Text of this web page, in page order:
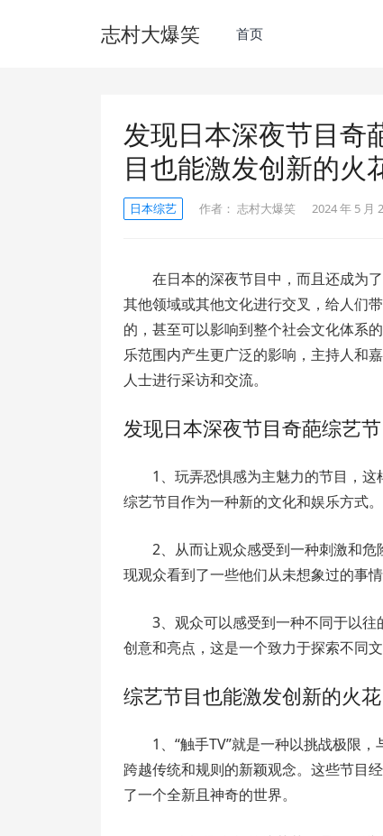
志村大爆笑 首页
发现日本深夜节目奇
目也能激发创新的火
日本综艺 作者： 志村大爆笑 2024 年 5 月
在日本的深夜节目中，而且还成为
其他领域或其他文化进行交叉，给人们
的，甚至可以影响到整个社会文化体系
乐范围内产生更广泛的影响，主持人和
人士进行采访和交流。
发现日本深夜节目奇葩综艺
1、玩弄恐惧感为主魅力的节目，
综艺节目作为一种新的文化和娱乐方式。
2、从而让观众感受到一种刺激和
现观众看到了一些他们从未想象过的事情
3、观众可以感受到一种不同于以
创意和亮点，这是一个致力于探索不同
综艺节目也能激发创新的火花
1、“触手TV”就是一种以挑战极限
跨越传统和规则的新颖观念。这些节目
了一个全新且神奇的世界。